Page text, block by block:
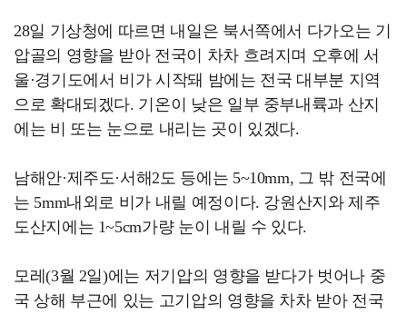
28일 기상청에 따르면 내일은 북서쪽에서 다가오는 기
압골의 영향을 받아 전국이 차차 흐려지며 오후에 서
울·경기도에서 비가 시작돼 밤에는 전국 대부분 지역
으로 확대되겠다. 기온이 낮은 일부 중부내륙과 산지
에는 비 또는 눈으로 내리는 곳이 있겠다.
남해안·제주도·서해2도 등에는 5~10mm, 그 밖 전국에
는 5mm내외로 비가 내릴 예정이다. 강원산지와 제주
도산지에는 1~5cm가량 눈이 내릴 수 있다.
모레(3월 2일)에는 저기압의 영향을 받다가 벗어나 중
국 상해 부근에 있는 고기압의 영향을 차차 받아 전국